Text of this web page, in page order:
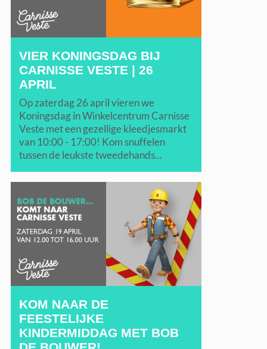
VIER KONINGSDAG BIJ
CARNISSE VESTE | 26
APRIL
Op zaterdag 26 april vieren we
Koningsdag in Winkelcentrum Carnisse
Veste met een gezellige kleedjesmarkt
van 10:00 - 17:00! Kom snuffelen
tussen de leukste tweedehands...
KOM NAAR DE
FEESTELIJKE
KINDERMIDDAG MET BOB